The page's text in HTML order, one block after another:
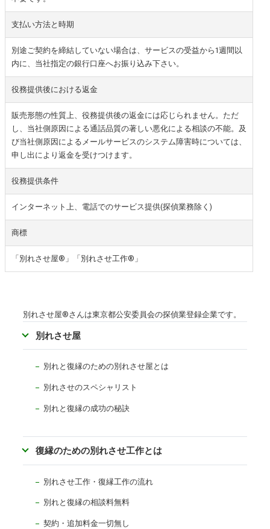
支払い方法と時期
別途ご契約を締結していない場合は、サービスの受益から1週間以
内に、当社指定の銀行口座へお振り込み下さい。
役務提供後における返金
販売形態の性質上、役務提供後の返金には応じられません。ただ
し、当社側原因による通話品質の著しい悪化による相談の不能。及
び当社側原因によるメールサービスのシステム障害時については、
申し出により返金を受けつけます。
役務提供条件
インターネット上、電話でのサービス提供(探偵業務除く)
商標
「別れさせ屋® 」「別れさせ工作® 」
別れさせ屋®さんは東京都公安委員会の探偵業登録企業です。
別れさせ屋
別れと復縁のための別れさせ屋とは
別れさせのスペシャリスト
別れと復縁の成功の秘訣
復縁のための別れさせ工作とは
別れさせ工作・復縁工作の流れ
別れと復縁の相談料無料
契約・追加料金一切無し